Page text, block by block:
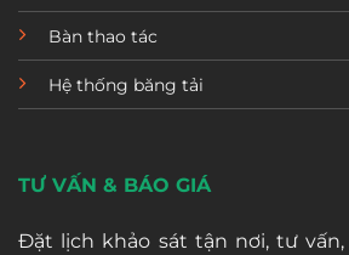
Bàn thao tác
Hệ thống băng tải
TƯ VẤN & BÁO GIÁ
Đặt lịch khảo sát tận nơi, tư